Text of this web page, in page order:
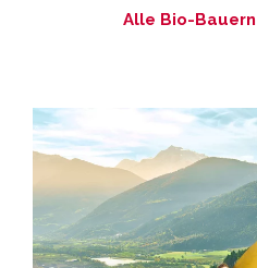
Alle Bio-